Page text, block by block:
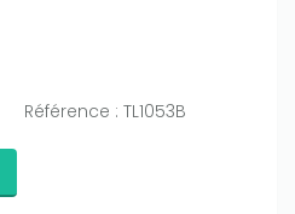
Référence : TL1053B